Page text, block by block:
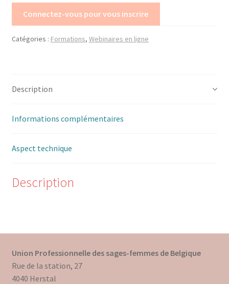
Trouver mon attestation
Connectez-vous pour vous inscrire
Catégories : Formations, Webinaires en ligne
Description
Informations complémentaires
Aspect technique
Description
Union Professionnelle des sages-femmes de Belgique
Rue de la station, 27
4040 Herstal